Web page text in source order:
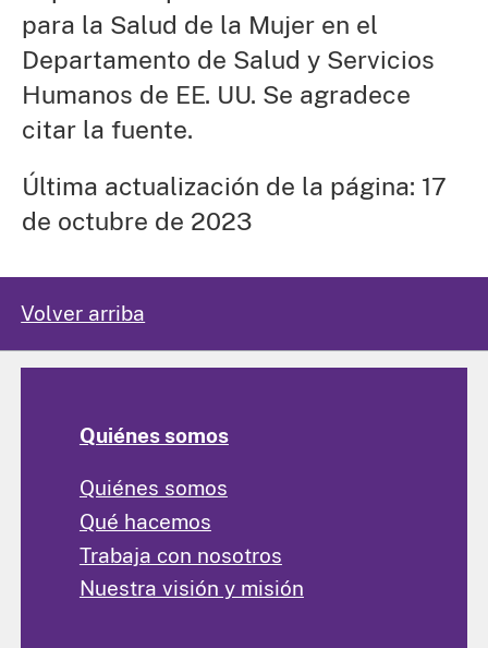
para la Salud de la Mujer en el
Departamento de Salud y Servicios
Humanos de EE. UU. Se agradece
citar la fuente.
Última actualización de la página: 17
de octubre de 2023
Volver arriba
Quiénes somos
Quiénes somos
Qué hacemos
Trabaja con nosotros
Nuestra visión y misión